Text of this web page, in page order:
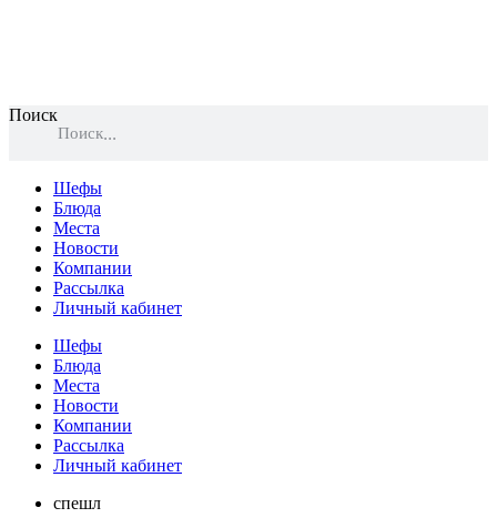
Поиск
Поиск
Шефы
Блюда
Места
Новости
Компании
Рассылка
Личный кабинет
Шефы
Блюда
Места
Новости
Компании
Рассылка
Личный кабинет
спешл